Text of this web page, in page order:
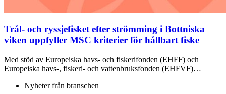
Trål- och ryssjefisket efter strömming i Bottniska
viken uppfyller MSC kriterier för hållbart fiske
Med stöd av Europeiska havs- och fiskerifonden (EHFF) och
Europeiska havs-, fiskeri- och vattenbruksfonden (EHFVF)…
Nyheter från branschen